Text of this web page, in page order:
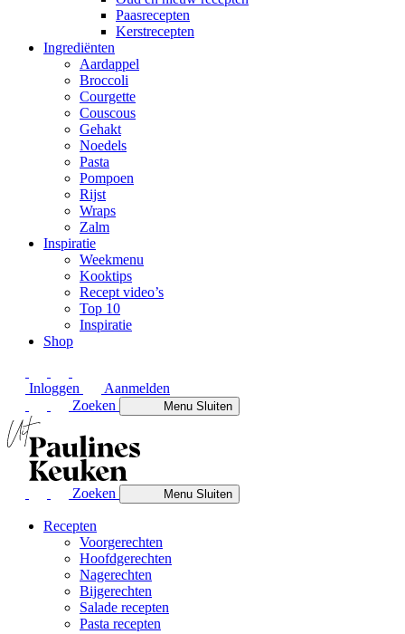
Paasrecepten
Kerstrecepten
Ingrediënten
Aardappel
Broccoli
Courgette
Couscous
Gehakt
Noedels
Pasta
Pompoen
Rijst
Wraps
Zalm
Inspiratie
Weekmenu
Kooktips
Recept video’s
Top 10
Inspiratie
Shop
Inloggen
Aanmelden
Zoeken
MenuSluiten
Zoeken MenuSluiten
Recepten
Voorgerechten
Hoofdgerechten
Nagerechten
Bijgerechten
Salade recepten
Pasta recepten